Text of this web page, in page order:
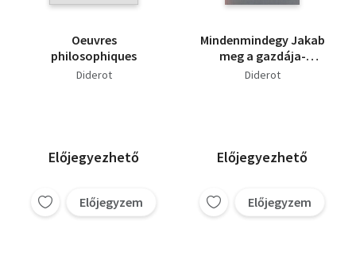
Oeuvres
philosophiques
Diderot
Előjegyezhető
Előjegyzem
Mindenmindegy Jakab
meg a gazdája-
Rameau unokaöccse
Diderot
Előjegyezhető
Előjegyzem